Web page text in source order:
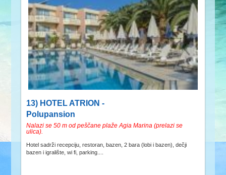
13) HOTEL ATRION -
Polupansion
Nalazi se 50 m od peščane plaže Agia Marina (prelazi se
ulica).
Hotel sadrži recepciju, restoran, bazen, 2 bara (lobi i bazen), dečji
bazen i igralište, wi fi, parking....